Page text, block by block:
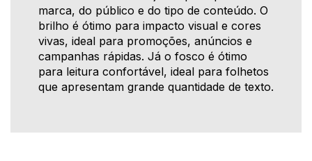
marca, do público e do tipo de conteúdo. O
brilho é ótimo para impacto visual e cores
vivas, ideal para promoções, anúncios e
campanhas rápidas. Já o fosco é ótimo
para leitura confortável, ideal para folhetos
que apresentam grande quantidade de texto.